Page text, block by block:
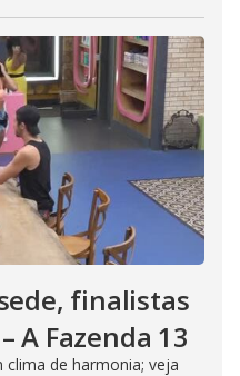
finalistas
A Fazenda 13
de harmonia; veja